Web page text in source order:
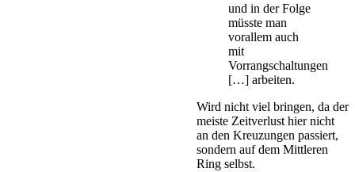
und in der Folge
müsste man
vorallem auch
mit
Vorrangschaltungen
[…] arbeiten.
Wird nicht viel bringen, da der
meiste Zeitverlust hier nicht
an den Kreuzungen passiert,
sondern auf dem Mittleren
Ring selbst.